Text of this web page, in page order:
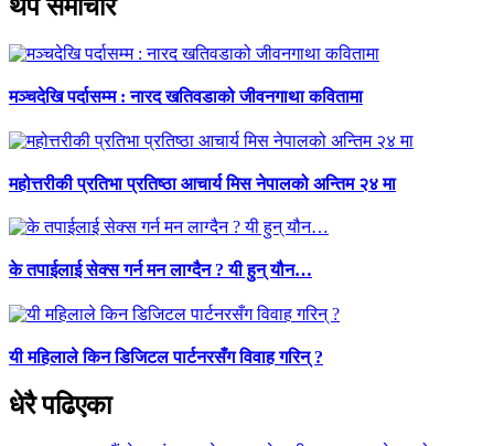
थप समाचार
मञ्चदेखि पर्दासम्म : नारद खतिवडाको जीवनगाथा कवितामा
महोत्तरीकी प्रतिभा प्रतिष्ठा आचार्य मिस नेपालको अन्तिम २४ मा
के तपाईलाई सेक्स गर्न मन लाग्दैन ? यी हुन् यौन…
यी महिलाले किन डिजिटल पार्टनरसँग विवाह गरिन् ?
धेरै पढिएका